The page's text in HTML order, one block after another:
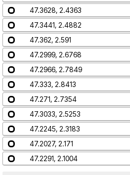
47.3628, 2.4363
47.3441, 2.4882
47.362, 2.591
47.2999, 2.6768
47.2966, 2.7849
47.333, 2.8413
47.271, 2.7354
47.3033, 2.5253
47.2245, 2.3183
47.2027, 2.171
47.2291, 2.1004